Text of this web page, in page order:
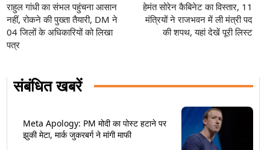
राहुल गांधी का संभल पहुंचना आसान
नहीं, रोकने की पुख्ता तैयारी, DM ने
04 जिलों के अधिकारियों को लिखा
पत्र
हेमंत सोरेन कैबिनेट का विस्तार, 11
मंत्रियों ने राजभवन में ली मंत्री पद
की शपथ, यहां देखें पूरी लिस्ट
संबंधित खबरें
Meta Apology: PM मोदी का पोस्ट हटाने पर
झुकी मेटा, मार्क जुकरबर्ग ने मांगी माफी